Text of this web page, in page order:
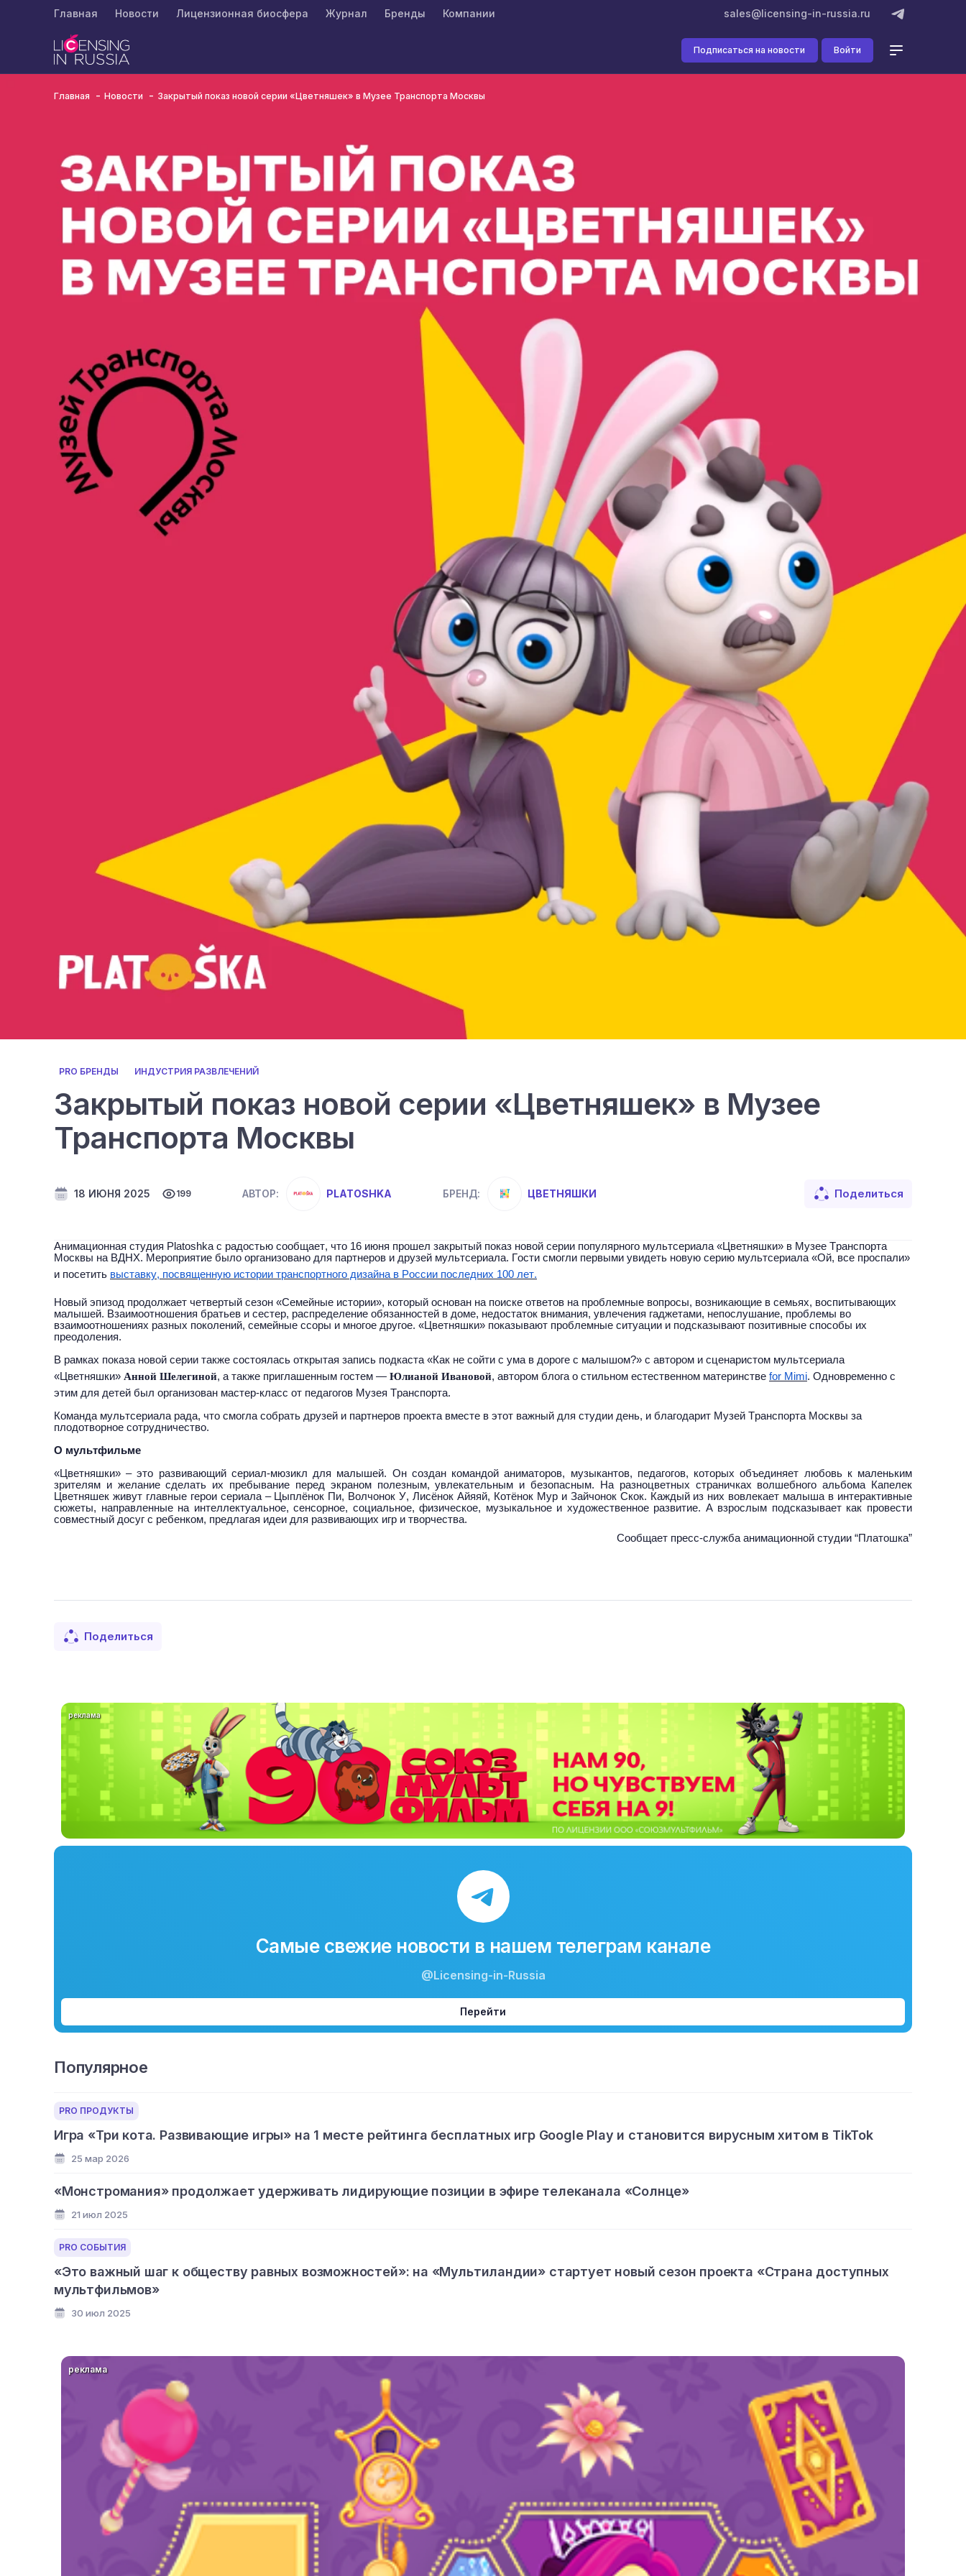
Главная Новости Лицензионная биосфера Журнал Бренды Компании sales@licensing-in-russia.ru
Подписаться на новости Войти
Главная Новости Закрытый показ новой серии «Цветняшек» в Музее Транспорта Москвы
PRO БРЕНДЫ ИНДУСТРИЯ РАЗВЛЕЧЕНИЙ
Закрытый показ новой серии «Цветняшек» в Музее
Транспорта Москвы
18 ИЮНЯ 2025 199 АВТОР: PLATOSHKA БРЕНД: ЦВЕТНЯШКИ Поделиться
Анимационная студия Platoshka с радостью сообщает, что 16 июня прошел закрытый показ новой серии популярного мультсериала «Цветняшки» в Музее Транспорта
Москвы на ВДНХ. Мероприятие было организовано для партнеров и друзей мультсериала. Гости смогли первыми увидеть новую серию мультсериала «Ой, все проспали»
и посетить выставку, посвященную истории транспортного дизайна в России последних 100 лет.
Новый эпизод продолжает четвертый сезон «Семейные истории», который основан на поиске ответов на проблемные вопросы, возникающие в семьях, воспитывающих
малышей. Взаимоотношения братьев и сестер, распределение обязанностей в доме, недостаток внимания, увлечения гаджетами, непослушание, проблемы во
взаимоотношениях разных поколений, семейные ссоры и многое другое. «Цветняшки» показывают проблемные ситуации и подсказывают позитивные способы их
преодоления.
В рамках показа новой серии также состоялась открытая запись подкаста «Как не сойти с ума в дороге с малышом?» с автором и сценаристом мультсериала
«Цветняшки» Анной Шелегиной, а также приглашенным гостем — Юлианой Ивановой, автором блога о стильном естественном материнстве for Mimi. Одновременно с
этим для детей был организован мастер-класс от педагогов Музея Транспорта.
Команда мультсериала рада, что смогла собрать друзей и партнеров проекта вместе в этот важный для студии день, и благодарит Музей Транспорта Москвы за
плодотворное сотрудничество.
О мультфильме
«Цветняшки» – это развивающий сериал-мюзикл для малышей. Он создан командой аниматоров, музыкантов, педагогов, которых объединяет любовь к маленьким
зрителям и желание сделать их пребывание перед экраном полезным, увлекательным и безопасным. На разноцветных страничках волшебного альбома Капелек
Цветняшек живут главные герои сериала – Цыплёнок Пи, Волчонок У, Лисёнок Айяяй, Котёнок Мур и Зайчонок Скок. Каждый из них вовлекает малыша в интерактивные
сюжеты, направленные на интеллектуальное, сенсорное, социальное, физическое, музыкальное и художественное развитие. А взрослым подсказывает как провести
совместный досуг с ребенком, предлагая идеи для развивающих игр и творчества.
Сообщает пресс-служба анимационной студии “Платошка”
Поделиться
реклама
Самые свежие новости в нашем телеграм канале
@Licensing-in-Russia
Перейти
Популярное
PRO ПРОДУКТЫ
Игра «Три кота. Развивающие игры» на 1 месте рейтинга бесплатных игр Google Play и становится вирусным хитом в TikTok
25 мар 2026
«Монстромания» продолжает удерживать лидирующие позиции в эфире телеканала «Солнце»
21 июл 2025
PRO СОБЫТИЯ
«Это важный шаг к обществу равных возможностей»: на «Мультиландии» стартует новый сезон проекта «Страна доступных
мультфильмов»
30 июл 2025
реклама